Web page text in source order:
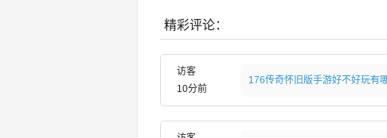
精彩评论：
访客
10分前
176传奇怀旧版手游好不好玩有